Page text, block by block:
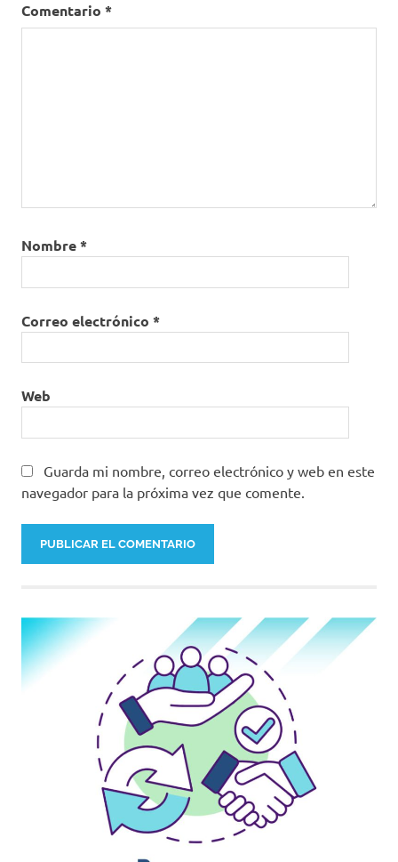
Comentario *
Nombre*
Correo electrónico *
Web
Guarda mi nombre, correo electrónico y web en este
navegador para la próxima vez que comente.